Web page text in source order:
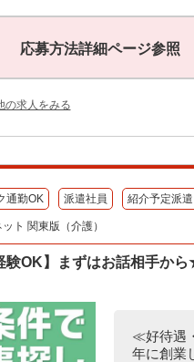
応募方法詳細ページ参照
の求人をみる
通勤OK 派遣社員 紹介予定派遣
ト 関東版（介護）
験OK】まずはお話相手か
≪好待遇
年に創業